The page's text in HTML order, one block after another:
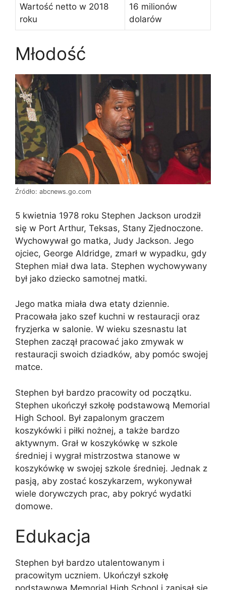
Wartość netto w 2018
roku
16 milionów
dolarów
Młodość
Źródło: abcnews.go.com
5 kwietnia 1978 roku Stephen Jackson urodził
się w Port Arthur, Teksas, Stany Zjednoczone.
Wychowywał go matka, Judy Jackson. Jego
ojciec, George Aldridge, zmarł w wypadku, gdy
Stephen miał dwa lata. Stephen wychowywany
był jako dziecko samotnej matki.
Jego matka miała dwa etaty dziennie.
Pracowała jako szef kuchni w restauracji oraz
fryzjerka w salonie. W wieku szesnastu lat
Stephen zaczął pracować jako zmywak w
restauracji swoich dziadków, aby pomóc swojej
matce.
Stephen był bardzo pracowity od początku.
Stephen ukończył szkołę podstawową Memorial
High School. Był zapalonym graczem
koszykówki i piłki nożnej, a także bardzo
aktywnym. Grał w koszykówkę w szkole
średniej i wygrał mistrzostwa stanowe w
koszykówkę w swojej szkole średniej. Jednak z
pasją, aby zostać koszykarzem, wykonywał
wiele dorywczych prac, aby pokryć wydatki
domowe.
Edukacja
Stephen był bardzo utalentowanym i
pracowitym uczniem. Ukończył szkołę